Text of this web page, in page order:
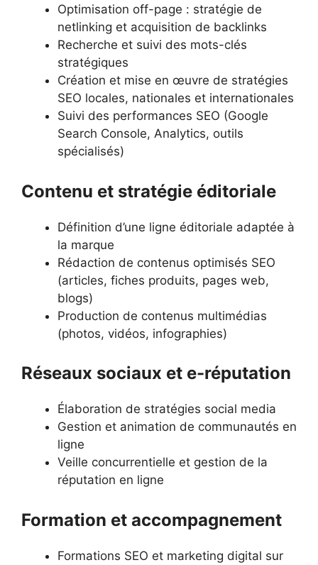
Optimisation off-page : stratégie de
netlinking et acquisition de backlinks
Recherche et suivi des mots-clés
stratégiques
Création et mise en œuvre de stratégies
SEO locales, nationales et internationales
Suivi des performances SEO (Google
Search Console, Analytics, outils
spécialisés)
Contenu et stratégie éditoriale
Définition d’une ligne éditoriale adaptée à
la marque
Rédaction de contenus optimisés SEO
(articles, fiches produits, pages web,
blogs)
Production de contenus multimédias
(photos, vidéos, infographies)
Réseaux sociaux et e-réputation
Élaboration de stratégies social media
Gestion et animation de communautés en
ligne
Veille concurrentielle et gestion de la
réputation en ligne
Formation et accompagnement
Formations SEO et marketing digital sur